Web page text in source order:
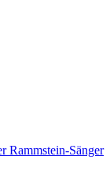
Rammstein-Sänger